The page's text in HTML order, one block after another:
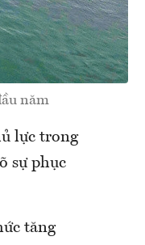
năm
lực trong
sự phục
tăng